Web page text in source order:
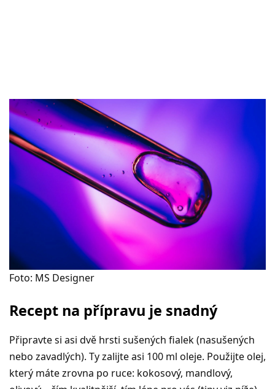
Foto: MS Designer
Recept na přípravu je snadný
Připravte si asi dvě hrsti sušených fialek (nasušených
nebo zavadlých). Ty zalijte asi 100 ml oleje. Použijte olej,
který máte zrovna po ruce: kokosový, mandlový,